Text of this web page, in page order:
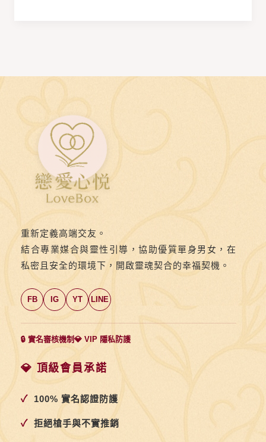
帶》
一
則：
真
心
訴
有
比
言
語
更
重新定義高端交友。
結合專業媒合與靈性引導，協助優質單身男女，在
私密且安全的環境下，開啟靈魂契合的幸福契機。
FB IG YT LINE
🔒 實名審核機制💎 VIP 隱私防護
💎 頂級會員承諾
✓ 100% 實名認證防護
✓ 拒絕槍手與不實推銷